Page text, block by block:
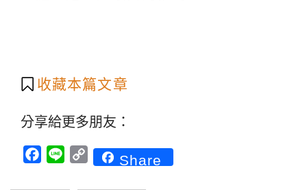
收藏本篇文章
分享給更多朋友：
Facebook
Line CopyShare